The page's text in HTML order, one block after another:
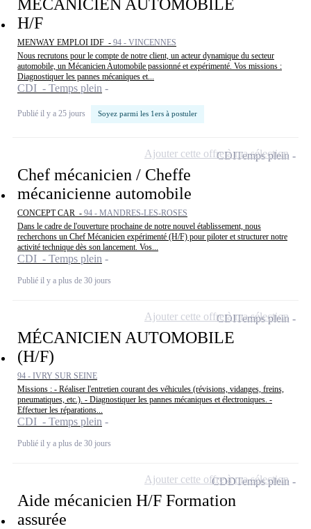
MECANICIEN AUTOMOBILE
H/F
MENWAY EMPLOI IDF - 94 - VINCENNES
Nous recrutons pour le compte de notre client, un acteur dynamique du secteur
automobile, un Mécanicien Automobile passionné et expérimenté. Vos missions :
Diagnostiquer les pannes mécaniques et...
CDI - Temps plein
Publié il y a 25 jours Soyez parmi les 1ers à postuler
Chef mécanicien / Cheffe
mécanicienne automobile
CONCEPT CAR - 94 - MANDRES-LES-ROSES
Dans le cadre de l'ouverture prochaine de notre nouvel établissement, nous
recherchons un Chef Mécanicien expérimenté (H/F) pour piloter et structurer notre
activité technique dès son lancement. Vos...
CDI - Temps plein
Publié il y a plus de 30 jours
CDITemps plein
Ajouter cette offre à ma sélection
MÉCANICIEN AUTOMOBILE
(H/F)
94 - IVRY SUR SEINE
Missions : - Réaliser l'entretien courant des véhicules (révisions, vidanges, freins,
pneumatiques, etc.). - Diagnostiquer les pannes mécaniques et électroniques. -
Effectuer les réparations...
CDI - Temps plein
Publié il y a plus de 30 jours
CDITemps plein
Ajouter cette offre à ma sélection
Aide mécanicien H/F Formation
assurée
CDDTemps plein
Ajouter cette offre à ma sélection